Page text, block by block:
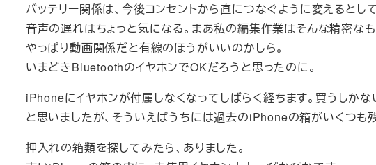
バッテリー関係は、今後コンセントから直につなぐように変えるとして
音声の遅れはちょっと気になる。まあ私の編集作業はそんな精密な
やっぱり動画関係だと有線のほうがいいのかしら。
いまどきBluetoothのイヤホンでOKだろうと思ったのに。
iPhoneにイヤホンが付属しなくなってしばらく経ちます。買うしかな
と思いましたが、そういえばうちには過去のiPhoneの箱がいくつも
押入れの箱類を探してみたら、ありました。